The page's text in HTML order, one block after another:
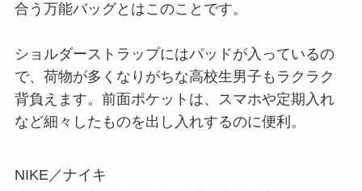
合う万能バッグとはこのことです。
ショルダーストラップにはパッドが入っているの
で、荷物が多くなりがちな高校生男子もラクラク
背負えます。前面ポケットは、スマホや定期入れ
など細々したものを出し入れするのに便利。
NIKE／ナイキ